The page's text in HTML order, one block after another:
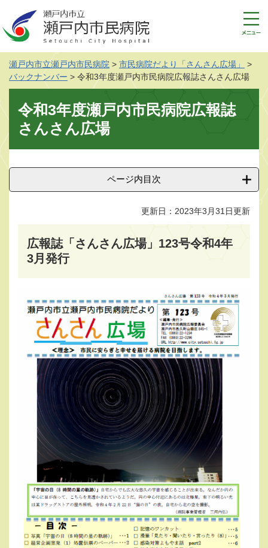
ジ
ュ
瀬戸内市立瀬戸内市民病院 > 市民病院だより「さんさん広場」
>
バックナンバー > 令和3年度瀬戸内市民病院広報誌さんさん広場
令和3年度瀬戸内市民病院広報誌
さんさん広場
ページ内目次
更新日：2023年3月31日更新
広報誌「さんさん広場」123号令和4年
3月発行